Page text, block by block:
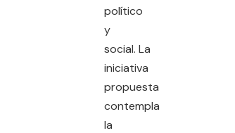
político
y
social. La
iniciativa
propuesta
contempla
la